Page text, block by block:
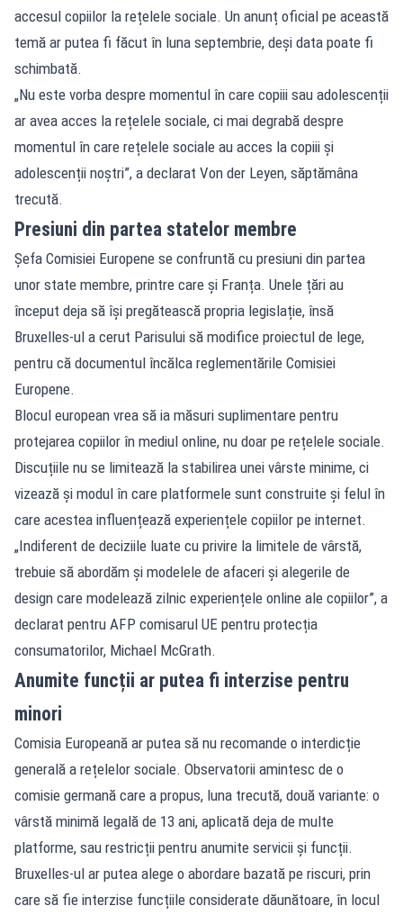
accesul copiilor la rețelele sociale. Un anunț oficial pe această
temă ar putea fi făcut în luna septembrie, deși data poate fi
schimbată.
„Nu este vorba despre momentul în care copiii sau adolescenții
ar avea acces la rețelele sociale, ci mai degrabă despre
momentul în care rețelele sociale au acces la copiii și
adolescenții noștri”, a declarat Von der Leyen, săptămâna
trecută.
Presiuni din partea statelor membre
Șefa Comisiei Europene se confruntă cu presiuni din partea
unor state membre, printre care și Franța. Unele țări au
început deja să își pregătească propria legislație, însă
Bruxelles-ul a cerut Parisului să modifice proiectul de lege,
pentru că documentul încălca reglementările Comisiei
Europene.
Blocul european vrea să ia măsuri suplimentare pentru
protejarea copiilor în mediul online, nu doar pe rețelele sociale.
Discuțiile nu se limitează la stabilirea unei vârste minime, ci
vizează și modul în care platformele sunt construite și felul în
care acestea influențează experiențele copiilor pe internet.
„Indiferent de deciziile luate cu privire la limitele de vârstă,
trebuie să abordăm și modelele de afaceri și alegerile de
design care modelează zilnic experiențele online ale copiilor”, a
declarat pentru AFP comisarul UE pentru protecția
consumatorilor, Michael McGrath.
Anumite funcții ar putea fi interzise pentru
minori
Comisia Europeană ar putea să nu recomande o interdicție
generală a rețelelor sociale. Observatorii amintesc de o
comisie germană care a propus, luna trecută, două variante: o
vârstă minimă legală de 13 ani, aplicată deja de multe
platforme, sau restricții pentru anumite servicii și funcții.
Bruxelles-ul ar putea alege o abordare bazată pe riscuri, prin
care să fie interzise funcțiile considerate dăunătoare, în locul